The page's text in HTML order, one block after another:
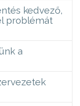
kedvező,
problémát
a